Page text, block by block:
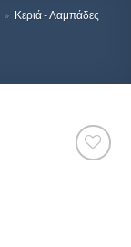
» Κεριά - Λαμπάδες